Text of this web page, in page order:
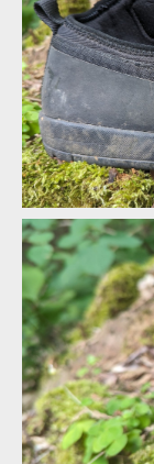
Nechybí ani
Nechybí ani
Nechybí ani
Nechybí ani
Nechybí ani
Nechybí ani
Na vnější straně
Na vnější straně
Na vnější straně